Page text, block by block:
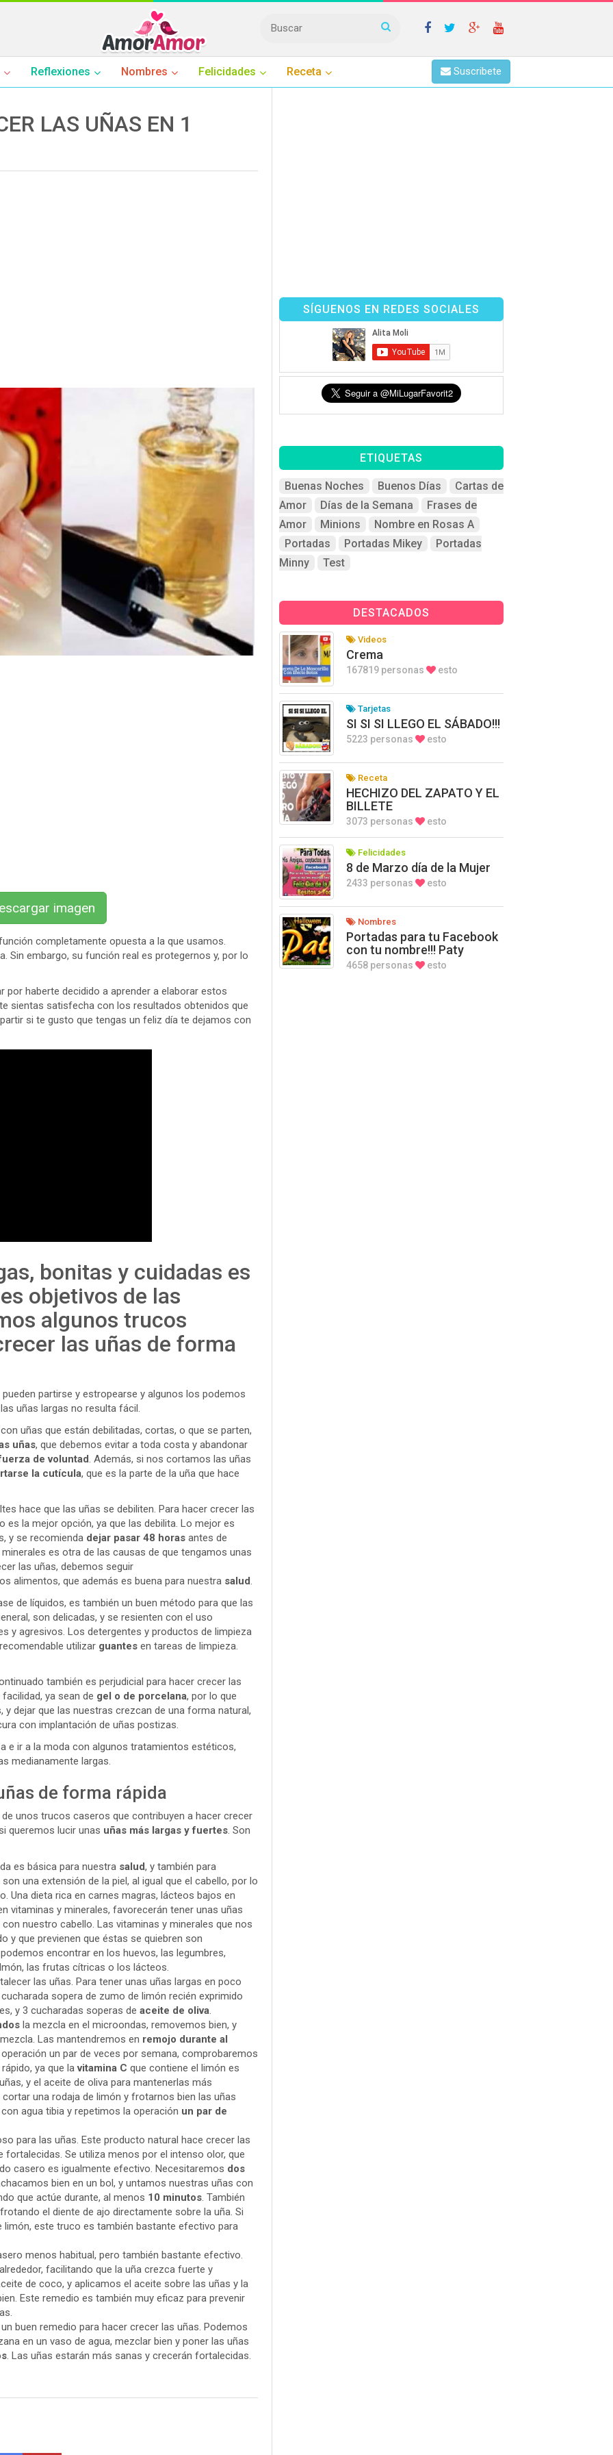
Reflexiones Nombres Felicidades Receta Suscribete
LAS UÑAS EN 1
imagen
completamente opuesta a la que usamos.
Sin embargo, su función real es protegernos y, por lo
por haberte decidido a aprender a elaborar estos
sientas satisfecha con los resultados obtenidos que
si te gusto que tengas un feliz día te dejamos con
bonitas y cuidadas es
objetivos de las
algunos trucos
las uñas de forma
partirse y estropearse y algunos los podemos
uñas largas no resulta fácil.
uñas que están debilitadas, cortas, o que se parten,
uñas, que debemos evitar a toda costa y abandonar
de voluntad . Además, si nos cortamos las uñas
la cutícula, que es la parte de la uña que hace
hace que las uñas se debiliten. Para hacer crecer las
la mejor opción, ya que las debilita. Lo mejor es
y se recomienda dejar pasar 48 horas antes de
es otra de las causas de que tengamos unas
las uñas, debemos seguir
alimentos, que además es buena para nuestra salud.
de líquidos, es también un buen método para que las
son delicadas, y se resienten con el uso
y agresivos. Los detergentes y productos de limpieza
utilizar guantes en tareas de limpieza.
también es perjudicial para hacer crecer las
ya sean de gel o de porcelana, por lo que
dejar que las nuestras crezcan de una forma natural,
con implantación de uñas postizas.
e ir a la moda con algunos tratamientos estéticos,
medianamente largas.
de forma rápida
de unos trucos caseros que contribuyen a hacer crecer
queremos lucir unas uñas más largas y fuertes. Son
es básica para nuestra salud, y también para
una extensión de la piel, al igual que el cabello, por lo
Una dieta rica en carnes magras, lácteos bajos en
vitaminas y minerales, favorecerán tener unas uñas
nuestro cabello. Las vitaminas y minerales que nos
y que previenen que éstas se quiebren son
encontrar en los huevos, las legumbres,
las frutas cítricas o los lácteos.
las uñas. Para tener unas uñas largas en poco
sopera de zumo de limón recién exprimido
y 3 cucharadas soperas de aceite de oliva
la mezcla en el microondas, removemos bien, y
Las mantendremos en remojo durante al
un par de veces por semana, comprobaremos
ya que lavitamina C que contiene el limón es
y el aceite de oliva para mantenerlas más
una rodaja de limón y frotarnos bien las uñas
agua tibia y repetimos la operación un par de
para las uñas. Este producto natural hace crecer las
fortalecidas. Se utiliza menos por el intenso olor, que
casero es igualmente efectivo. Necesitaremos dos
bien en un bol, y untamos nuestras uñas con
que actúe durante, al menos 10 minutos . También
el diente de ajo directamente sobre la uña. Si
este truco es también bastante efectivo para
menos habitual, pero también bastante efectivo.
facilitando que la uña crezca fuerte y
de coco, y aplicamos el aceite sobre las uñas y la
Este remedio es también muy eficaz para prevenir
buen remedio para hacer crecer las uñas. Podemos
en un vaso de agua, mezclar bien y poner las uñas
. Las uñas estarán más sanas y crecerán fortalecidas.
SÍGUENOS EN REDES SOCIALES
ETIQUETAS
Buenas Noches Buenos Días
Cartas de
Amor
Días de la Semana
Frases de
Amor
Minions
Nombre en Rosas A
Portadas
Portadas Mikey
Portadas
Minny
Test
DESTACADOS
Videos
Crema
167819 personas esto
Tarjetas
SI SI SI LLEGO EL SÁBADO!!!
5223 personas esto
Receta
HECHIZO DEL ZAPATO Y EL
BILLETE
3073 personas esto
Felicidades
8 de Marzo día de la Mujer
2433 personas esto
Nombres
Portadas para tu Facebook
con tu nombre!!! Paty
4658 personas esto